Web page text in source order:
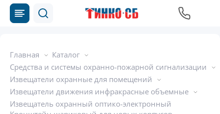
Главная
Каталог
Средства и системы охранно-пожарной сигнализации
Извещатели охранные для помещений
Извещатели движения инфракрасные объемные
Извещатель охранный оптико-электронный